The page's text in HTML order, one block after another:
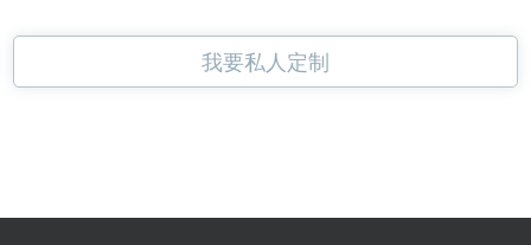
我要私人定制